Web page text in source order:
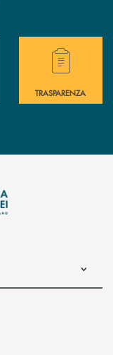
immediata?
Hai bisogno di
TRASPARENZA